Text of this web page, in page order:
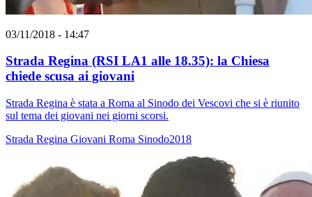
03/11/2018 - 14:47
Strada Regina (RSI LA1 alle 18.35): la Chiesa
chiede scusa ai giovani
Strada Regina è stata a Roma al Sinodo dei Vescovi che si è riunito
sul tema dei giovani nei giorni scorsi.
Strada Regina Giovani Roma Sinodo2018